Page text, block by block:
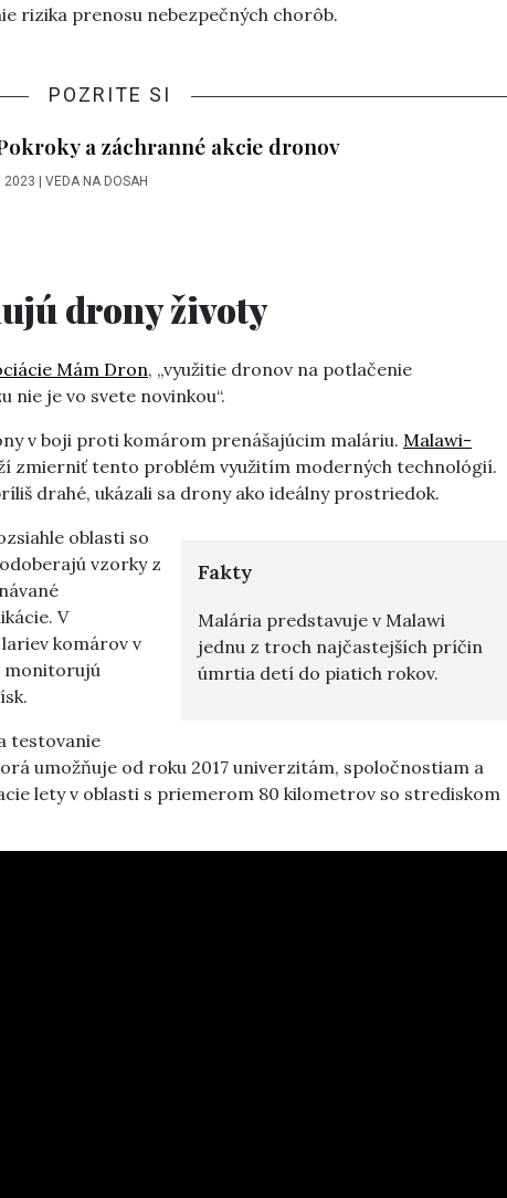
rizika prenosu nebezpečných chorôb.
POZRITE SI
a záchranné akcie dronov
2023 | VEDA NA DOSAH
drony životy
Mám Dron, „využitie dronov na potlačenie
nie je vo svete novinkou“.
v boji proti komárom prenášajúcim maláriu. Malawi-
zmierniť tento problém využitím moderných technológií.
drahé, ukázali sa drony ako ideálny prostriedok.
Fakty
Malária predstavuje v Malawi
jednu z troch najčastejších príčin
úmrtia detí do piatich rokov.
oblasti so
vzorky z
V
komárov v
monitorujú
testovanie
umožňuje od roku 2017 univerzitám, spoločnostiam a
lety v oblasti s priemerom 80 kilometrov so strediskom